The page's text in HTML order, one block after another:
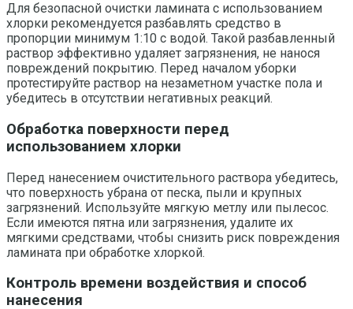
Для безопасной очистки ламината с использованием
хлорки рекомендуется разбавлять средство в
пропорции минимум 1:10 с водой. Такой разбавленный
раствор эффективно удаляет загрязнения, не нанося
повреждений покрытию. Перед началом уборки
протестируйте раствор на незаметном участке пола и
убедитесь в отсутствии негативных реакций.
Обработка поверхности перед
использованием хлорки
Перед нанесением очистительного раствора убедитесь,
что поверхность убрана от песка, пыли и крупных
загрязнений. Используйте мягкую метлу или пылесос.
Если имеются пятна или загрязнения, удалите их
мягкими средствами, чтобы снизить риск повреждения
ламината при обработке хлоркой.
Контроль времени воздействия и способ
нанесения